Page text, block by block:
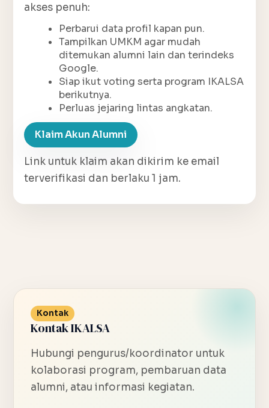
akses penuh:
Perbarui data profil kapan pun.
Tampilkan UMKM agar mudah
ditemukan alumni lain dan terindeks
Google.
Siap ikut voting serta program IKALSA
berikutnya.
Perluas jejaring lintas angkatan.
Klaim Akun Alumni
Link untuk klaim akan dikirim ke email
terverifikasi dan berlaku 1 jam.
Kontak
Kontak IKALSA
Hubungi pengurus/koordinator untuk
kolaborasi program, pembaruan data
alumni, atau informasi kegiatan.